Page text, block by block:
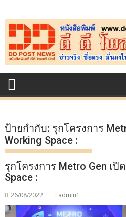
to
content
ป้ายกำกับ: รุกโครงการ
Working Space :
รุกโครงการ Metro Gen เปิ
Space :
26/08/2022 admin1